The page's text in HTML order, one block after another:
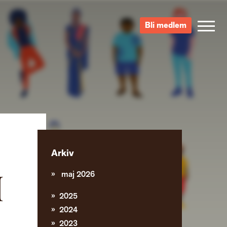
Bli medlem
Arkiv
maj 2026
2025
2024
2023